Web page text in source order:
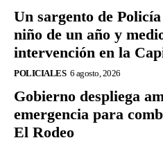
Un sargento de
niño de un año y
intervención en la
POLICIALES 6 agosto, 2026
Gobierno despliega
emergencia para
El Rodeo